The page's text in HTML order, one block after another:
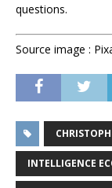
questions.
Source image :
INTELLIGENCE